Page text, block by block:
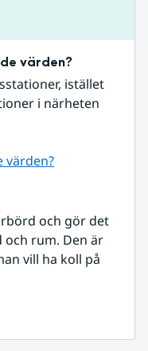
värden?
istället
i närheten
värden?
och gör det
och rum. Den är
vill ha koll på